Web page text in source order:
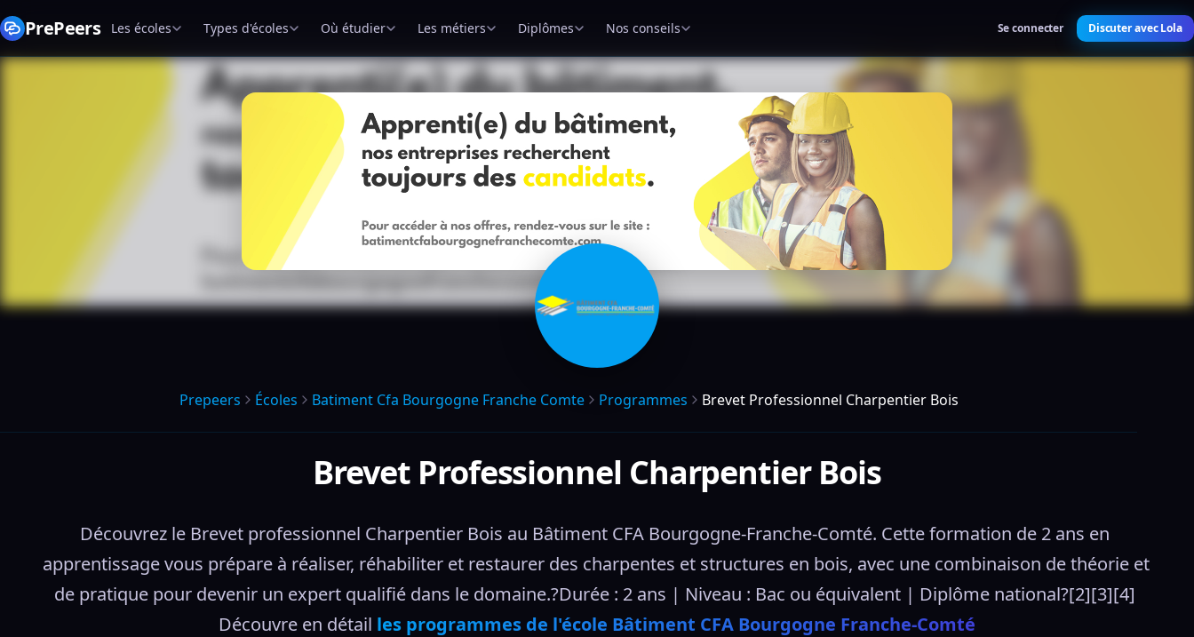
PrePeers Les écoles Types d'écoles Où étudier Les métiers Diplômes Nos conseils Se connecter Discuter avec Lola
Prepeers Écoles Batiment Cfa Bourgogne Franche Comte Programmes Brevet Professionnel Charpentier Bois
Brevet Professionnel Charpentier Bois
Découvrez le Brevet professionnel Charpentier Bois au Bâtiment CFA Bourgogne-Franche-Comté. Cette formation de 2 ans en
apprentissage vous prépare à réaliser, réhabiliter et restaurer des charpentes et structures en bois, avec une combinaison de théorie et
de pratique pour devenir un expert qualifié dans le domaine.?Durée : 2 ans | Niveau : Bac ou équivalent | Diplôme national?[2][3][4]
Découvre en détail les programmes de l'école Bâtiment CFA Bourgogne Franche-Comté